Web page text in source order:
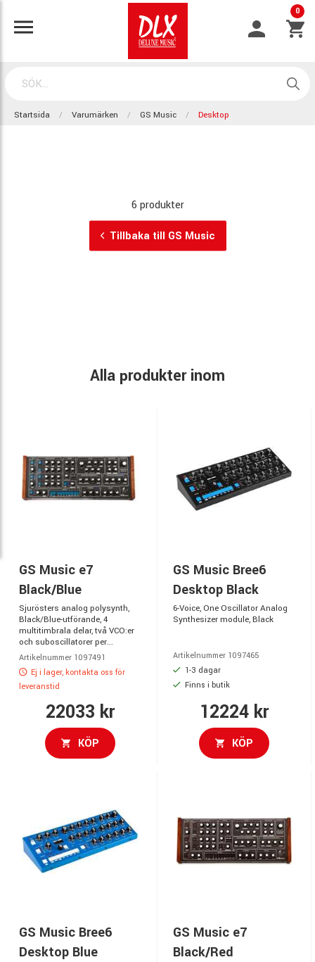
0
Startsida Varumärken GS Music Desktop
6 produkter
Tillbaka till GS Music
Alla produkter inom
GS Music e7
Black/Blue
Sjurösters analog polysynth,
Black/Blue-utförande, 4
multitimbrala delar, två VCO:er
och suboscillatorer per...
Artikelnummer 1097491
Ej i lager, kontakta oss för
leveranstid
22033 kr
KÖP
GS Music Bree6
Desktop Black
6-Voice, One Oscillator Analog
Synthesizer module, Black
Artikelnummer 1097465
1-3 dagar
Finns i butik
12224 kr
KÖP
GS Music Bree6
Desktop Blue
GS Music e7
Black/Red